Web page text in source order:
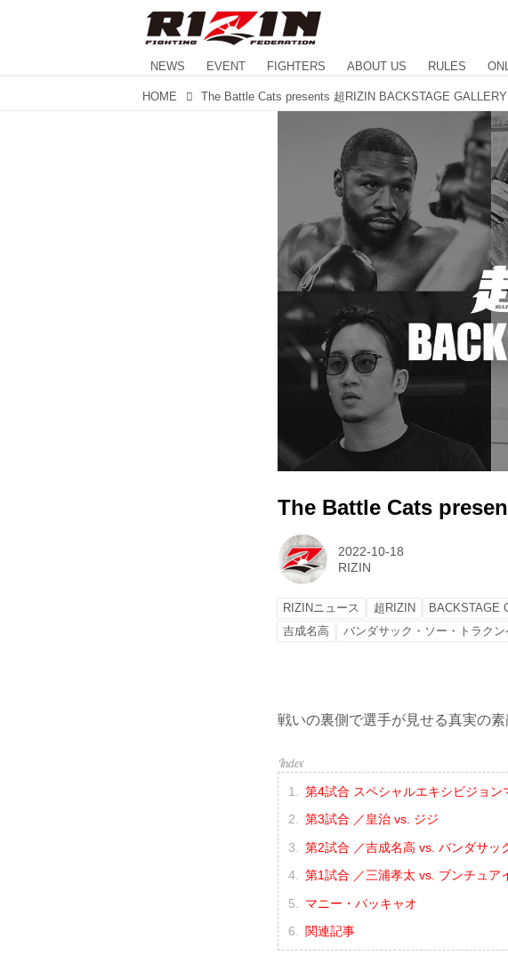
NEWS EVENT FIGHTERS ABOUT US RULES
HOME The Battle Cats presents 超RIZIN BACKSTAGE GALLERY
The Battle Cats
2022-10-18
RIZIN
RIZINニュース 超RIZIN BACKSTAGE
吉成名高
バンダサック・ソー・トラクン
戦いの裏側で選手が見せる真実の
第4試合 スペシャルエキシビジョ
第3試合 ／皇治 vs. ジジ
第2試合 ／吉成名高 vs. バンダサッ
第1試合 ／三浦孝太 vs. ブンチュア
マニー・パッキャオ
関連記事